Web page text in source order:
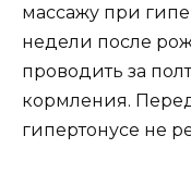
массажу при
недели после
проводить за
кормления.
гипертонусе не